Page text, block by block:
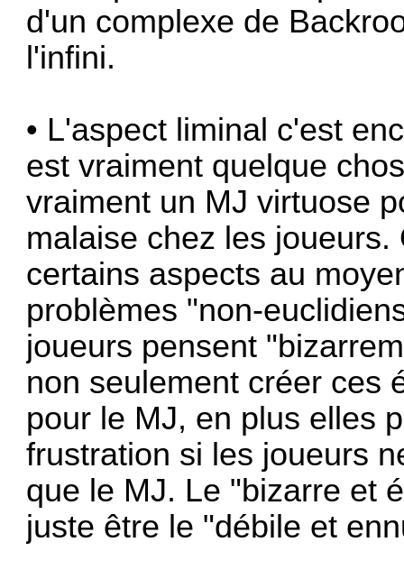
d'un complexe de
l'infini.
• L'aspect liminal c'est
est vraiment quelque
vraiment un MJ virtuose
malaise chez les
certains aspects au
problèmes "non-
joueurs pensent
non seulement créer ces
pour le MJ, en plus elles
frustration si les joueurs
que le MJ. Le "bizarre et
juste être le "débile et